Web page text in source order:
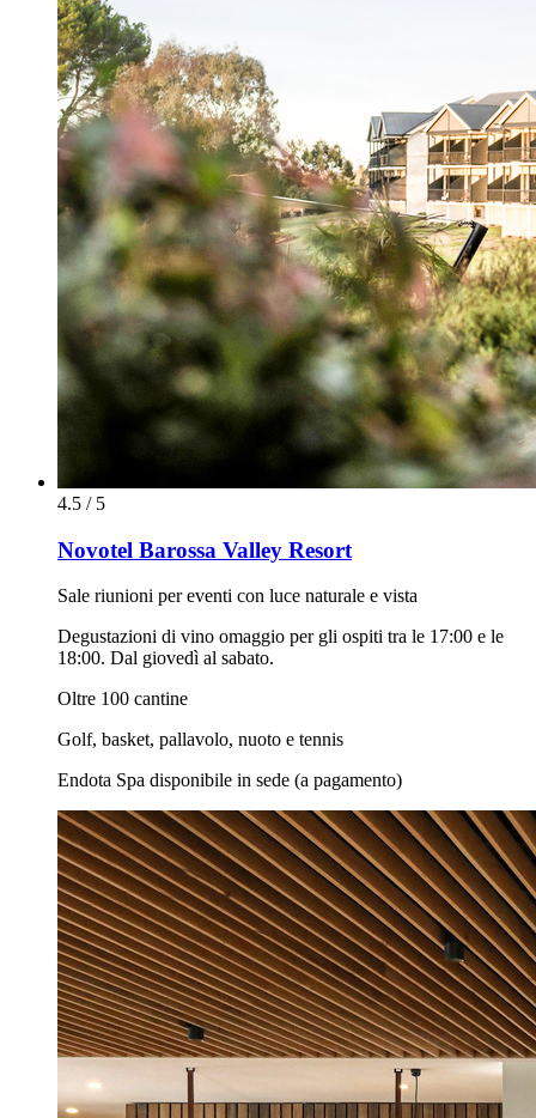
4.5 / 5
Novotel Barossa Valley Resort
Sale riunioni per eventi con luce naturale e vista
Degustazioni di vino omaggio per gli ospiti tra le 17:00 e le
18:00. Dal giovedì al sabato.
Oltre 100 cantine
Golf, basket, pallavolo, nuoto e tennis
Endota Spa disponibile in sede (a pagamento)